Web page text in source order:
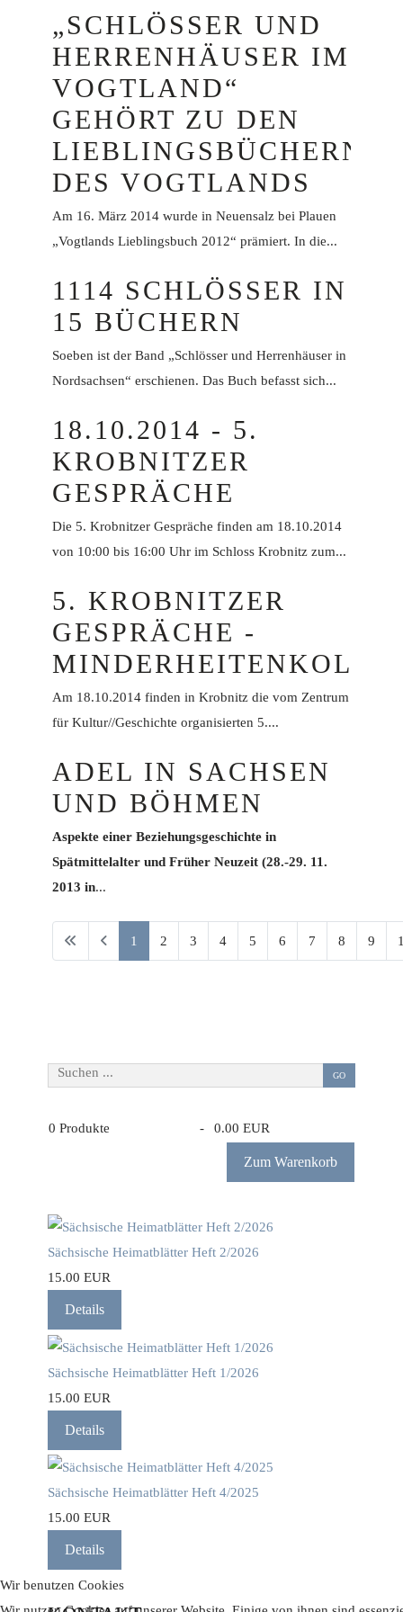
Suchen ... GO
0 Produkte - 0.00 EUR
Zum Warenkorb
Sächsische Heimatblätter Heft 2/2026
15.00 EUR
Details
Sächsische Heimatblätter Heft 1/2026
15.00 EUR
Details
Sächsische Heimatblätter Heft 4/2025
15.00 EUR
Details
„SCHLÖSSER UND
HERRENHÄUSER IM
VOGTLAND“
GEHÖRT ZU DEN
LIEBLINGSBÜCHERN
DES VOGTLANDS
Am 16. März 2014 wurde in Neuensalz bei Plauen
„Vogtlands Lieblingsbuch 2012“ prämiert. In die...
1114 SCHLÖSSER IN
15 BÜCHERN
Soeben ist der Band „Schlösser und Herrenhäuser in
Nordsachsen“ erschienen. Das Buch befasst sich...
18.10.2014 - 5.
KROBNITZER
GESPRÄCHE
Die 5. Krobnitzer Gespräche finden am 18.10.2014
von 10:00 bis 16:00 Uhr im Schloss Krobnitz zum...
5. KROBNITZER
GESPRÄCHE -
Am 18.10.2014 finden in Krobnitz die vom Zentrum
für Kultur//Geschichte organisierten 5....
ADEL IN SACHSEN
UND BÖHMEN
Aspekte einer Beziehungsgeschichte in
Spätmittelalter und Früher Neuzeit (28.-29. 11.
2013 in...
Seite 1 von 16
1 2 3 4 5 6 7 8 9
Wir benutzen Cookies